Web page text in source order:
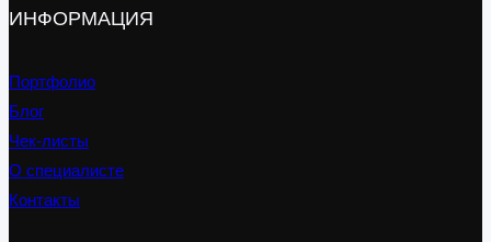
ИНФОРМАЦИЯ
Портфолио
Блог
Чек-листы
О специалисте
Контакты